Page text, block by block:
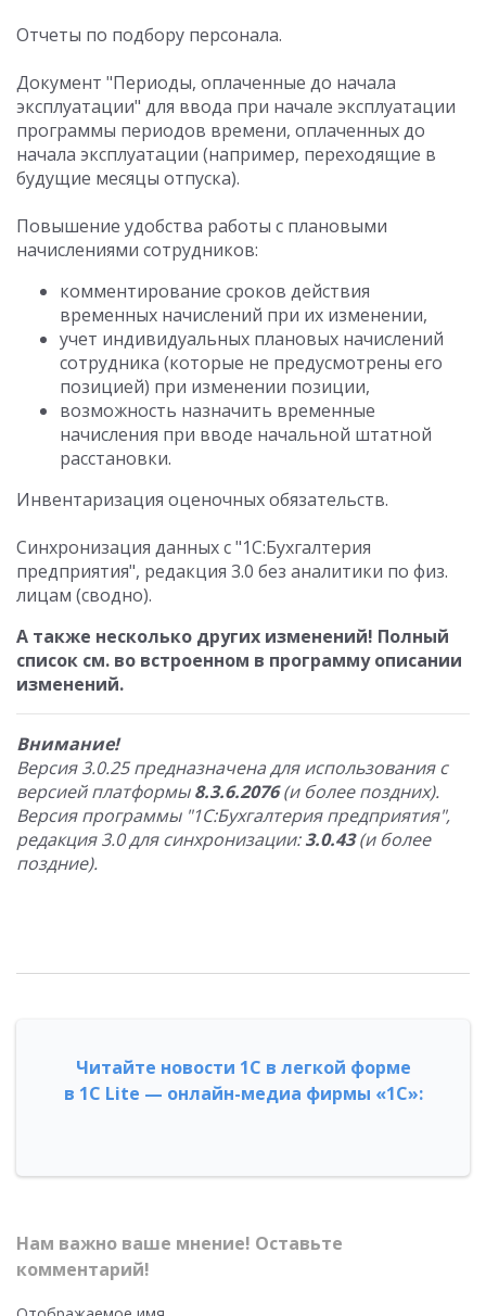
Отчеты по подбору персонала.
Документ "Периоды, оплаченные до начала
эксплуатации" для ввода при начале эксплуатации
программы периодов времени, оплаченных до
начала эксплуатации (например, переходящие в
будущие месяцы отпуска).
Повышение удобства работы с плановыми
начислениями сотрудников:
комментирование сроков действия
временных начислений при их изменении,
учет индивидуальных плановых начислений
сотрудника (которые не предусмотрены его
позицией) при изменении позиции,
возможность назначить временные
начисления при вводе начальной штатной
расстановки.
Инвентаризация оценочных обязательств.
Синхронизация данных с "1С:Бухгалтерия
предприятия", редакция 3.0 без аналитики по физ.
лицам (сводно).
А также несколько других изменений! Полный
список см. во встроенном в программу описании
изменений.
Внимание!
Версия 3.0.25 предназначена для использования с
версией платформы8.3.6.2076(и более поздних).
Версия программы "1С:Бухгалтерия предприятия",
редакция 3.0 для синхронизации:3.0.43(и более
поздние).
Читайте новости 1С в легкой форме
в 1С Lite — онлайн-медиа фирмы «1С»:
Нам важно ваше мнение! Оставьте
комментарий!